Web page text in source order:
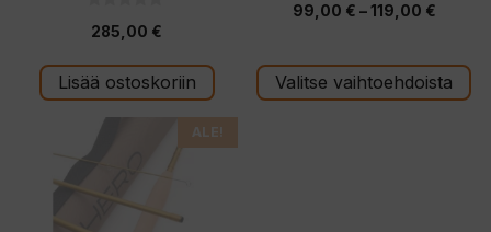
5
s
t
ä
285,00 €
Lisää ostoskoriin
5:stä
99,00 € – 119,00 €
-
119,00
Valitse vaihtoehdoista
ALE!
tuotteella